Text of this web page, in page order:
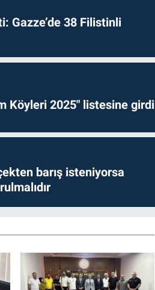
Gazze’de 38 Filistinli
Köyleri 2025" listesine girdi
barış isteniyorsa